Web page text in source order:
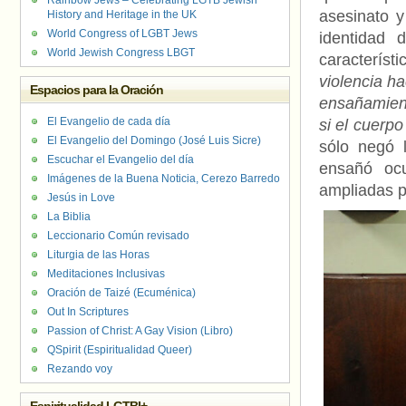
asesinato
identidad
violencia
si el
sólo negó
ensañó
ampliadas
History and Heritage in the UK
World Congress of LGBT Jews
World Jewish Congress LBGT
Espacios para la Oración
El Evangelio de cada día
El Evangelio del Domingo (José Luis Sicre)
Escuchar el Evangelio del día
Imágenes de la Buena Noticia, Cerezo Barredo
Jesús in Love
La Biblia
Leccionario Común revisado
Liturgia de las Horas
Meditaciones Inclusivas
Oración de Taizé (Ecuménica)
Out In Scriptures
Passion of Christ: A Gay Vision (Libro)
QSpirit (Espiritualidad Queer)
Rezando voy